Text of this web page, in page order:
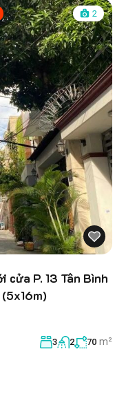
2
cửa P. 13 Tân Bình
3 2 70 m²